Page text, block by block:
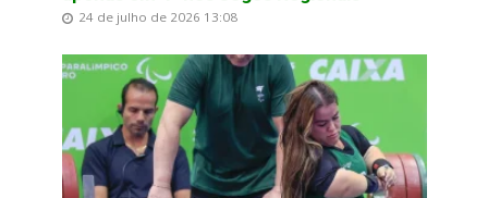
24 de julho de 2026 13:08